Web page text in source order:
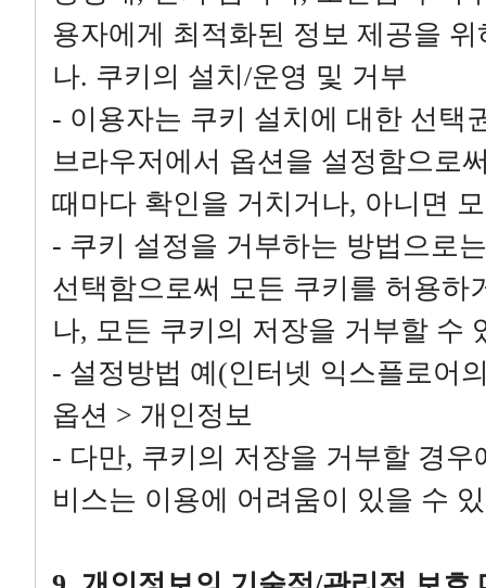
용자에게 최적화된 정보 제공을
나. 쿠키의 설치/운영 및 거부
- 이용자는 쿠키 설치에 대한 선택
브라우저에서 옵션을 설정함으로
때마다 확인을 거치거나, 아니면
- 쿠키 설정을 거부하는 방법으로
선택함으로써 모든 쿠키를 허용하
나, 모든 쿠키의 저장을 거부할 수
- 설정방법 예(인터넷 익스플로어
옵션 > 개인정보
- 다만, 쿠키의 저장을 거부할 경
비스는 이용에 어려움이 있을 수